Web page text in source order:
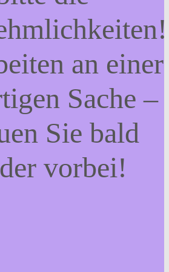
an einer
Sache –
Sie bald
vorbei!